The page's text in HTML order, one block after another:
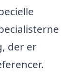
der er